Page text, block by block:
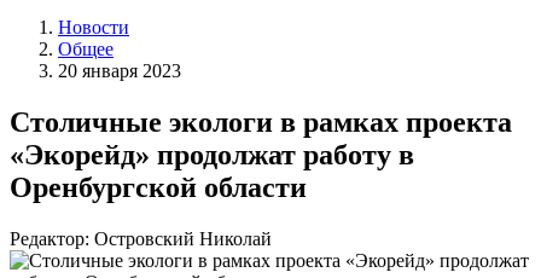
Новости
Общее
20 января 2023
Столичные экологи в рамках проекта
«Экорейд» продолжат работу в
Оренбургской области
Редактор: Островский Николай